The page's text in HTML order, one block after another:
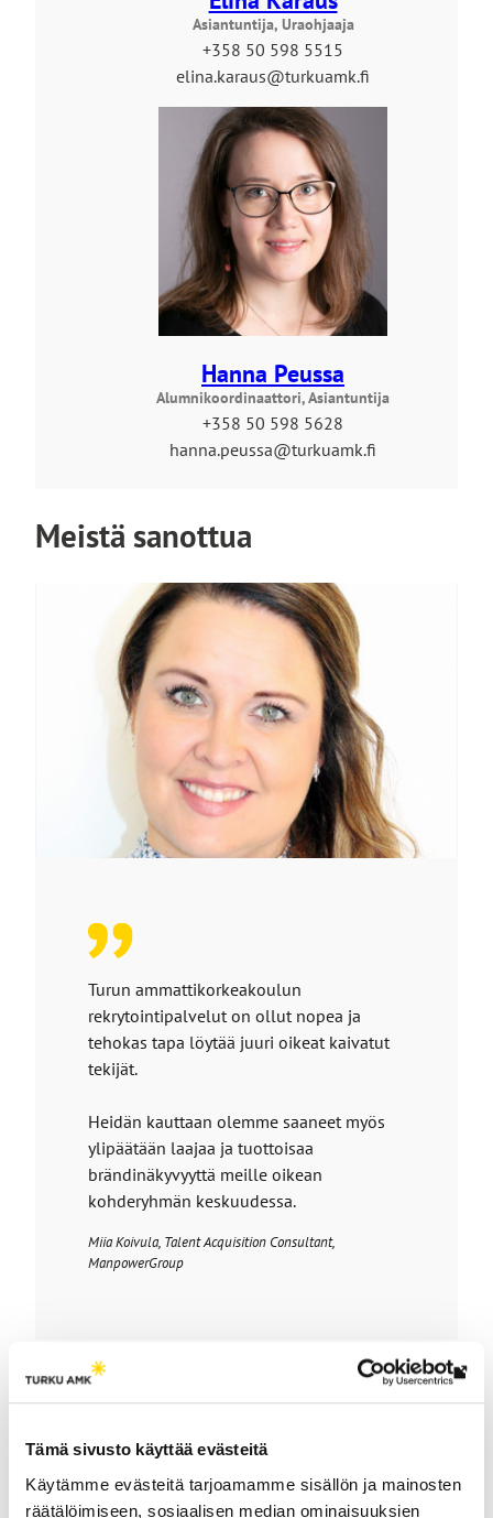
Tämä sivusto käyttää evästeitä
Käytämme evästeitä tarjoamamme sisällön ja mainosten
räätälöimiseen, sosiaalisen median ominaisuuksien
Asiantuntija, Uraohjaaja
+358 50 598 5515
elina.karaus@turkuamk.fi
Hanna Peussa
Alumnikoordinaattori, Asiantuntija
+358 50 598 5628
hanna.peussa@turkuamk.fi
Meistä sanottua
Turun ammattikorkeakoulun
rekrytointipalvelut on ollut nopea ja
tehokas tapa löytää juuri oikeat kaivatut
tekijät.
Heidän kauttaan olemme saaneet myös
ylipäätään laajaa ja tuottoisaa
brändinäkyvyyttä meille oikean
kohderyhmän keskuudessa.
Miia Koivula, Talent Acquisition Consultant,
ManpowerGroup